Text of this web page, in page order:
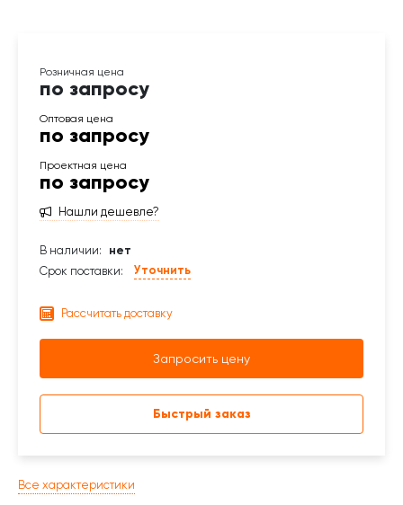
Все характеристики
по запросу
по запросу
по запросу
Нашли дешевле?
В наличии:
нет
Срок поставки:
Уточнить
Рассчитать доставку
Запросить цену
Быстрый заказ